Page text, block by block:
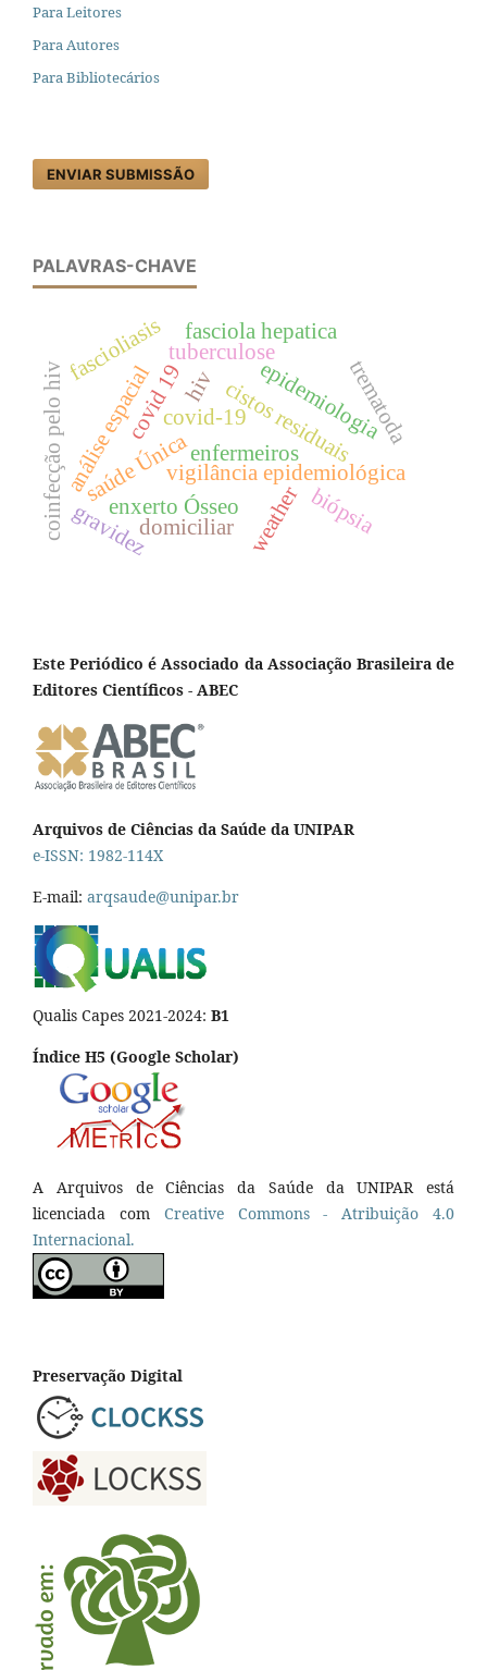
Para Leitores
Para Autores
Para Bibliotecários
ENVIAR SUBMISSÃO
PALAVRAS-CHAVE
saúde Única
epidemiologia
vigilância epidemiológica
análise espacial cistos residuais
biópsia
enxerto Ósseo
coinfecção pelo hiv
tuberculose
covid-19
fascioliasis fasciola hepatica
trematoda
weather
enfermeiros
domiciliar
covid 19hiv
gravidez
Este Periódico é Associado da Associação Brasileira de
Editores Científicos - ABEC
Arquivos de Ciências da Saúde da UNIPAR
e-ISSN: 1982-114X
E-mail: arqsaude@unipar.br
Qualis Capes 2021-2024: B1
Índice H5 (Google Scholar)
A Arquivos de Ciências da Saúde da UNIPAR está
licenciada com Creative Commons - Atribuição 4.0
Internacional.
Preservação Digital